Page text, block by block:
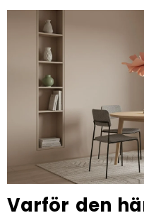
Varför den